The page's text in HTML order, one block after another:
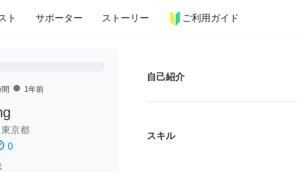
ト サポーター ストーリー ご利用ガイド
インテリア 趣味・習い事 ペット 料理
fiber_manual_record 1年前
東京都
0
自己紹介
スキル